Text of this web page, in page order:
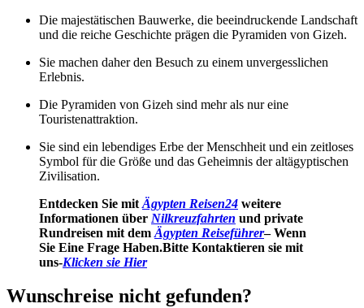
Die majestätischen Bauwerke, die beeindruckende Landschaft
und die reiche Geschichte prägen die Pyramiden von Gizeh.
Sie machen daher den Besuch zu einem unvergesslichen
Erlebnis.
Die Pyramiden von Gizeh sind mehr als nur eine
Touristenattraktion.
Sie sind ein lebendiges Erbe der Menschheit und ein zeitloses
Symbol für die Größe und das Geheimnis der altägyptischen
Zivilisation.
Entdecken Sie mit Ägypten Reisen24 weitere
Informationen über Nilkreuzfahrten und private
Rundreisen mit dem Ägypten Reiseführer– Wenn
Sie Eine Frage Haben.Bitte Kontaktieren sie mit
uns-Klicken sie Hier
Wunschreise nicht gefunden?